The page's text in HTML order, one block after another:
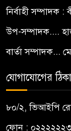
নির্বাহী সম্পাদক :
উপ-সম্পাদক....
বার্তা সম্পাদক...
যোগাযোগের
৮০/২, ভিআইপি
ফোন :